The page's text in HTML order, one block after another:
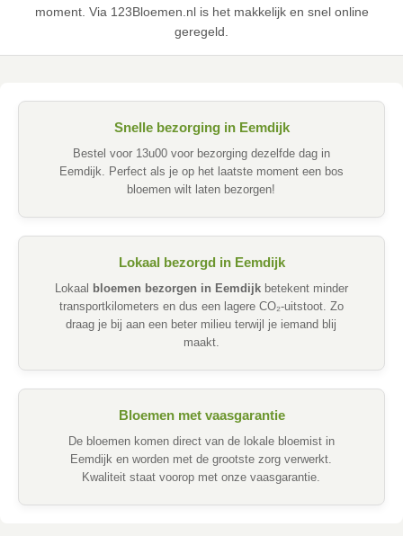
moment. Via 123Bloemen.nl is het makkelijk en snel online
geregeld.
Snelle bezorging in Eemdijk
Bestel voor 13u00 voor bezorging dezelfde dag in
Eemdijk. Perfect als je op het laatste moment een bos
bloemen wilt laten bezorgen!
Lokaal bezorgd in Eemdijk
Lokaal bloemen bezorgen in Eemdijkbetekent minder
transportkilometers en dus een lagere CO₂-uitstoot. Zo
draag je bij aan een beter milieu terwijl je iemand blij
maakt.
Bloemen met vaasgarantie
De bloemen komen direct van de lokale bloemist in
Eemdijk en worden met de grootste zorg verwerkt.
Kwaliteit staat voorop met onze vaasgarantie.